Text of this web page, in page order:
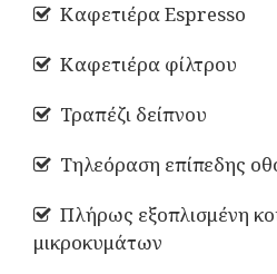
Καφετιέρα Espresso
Καφετιέρα φίλτρου
Τραπέζι δείπνου
Τηλεόραση επίπεδης
Πλήρως εξοπλισμένη
μικροκυμάτων